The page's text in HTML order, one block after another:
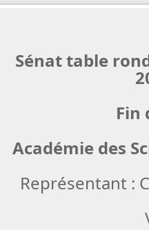
Sénat table
Fin
Académie des
Représentant :